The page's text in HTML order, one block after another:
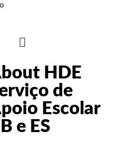
AUTHOR
BIOHDE
de
Escolar
e ES